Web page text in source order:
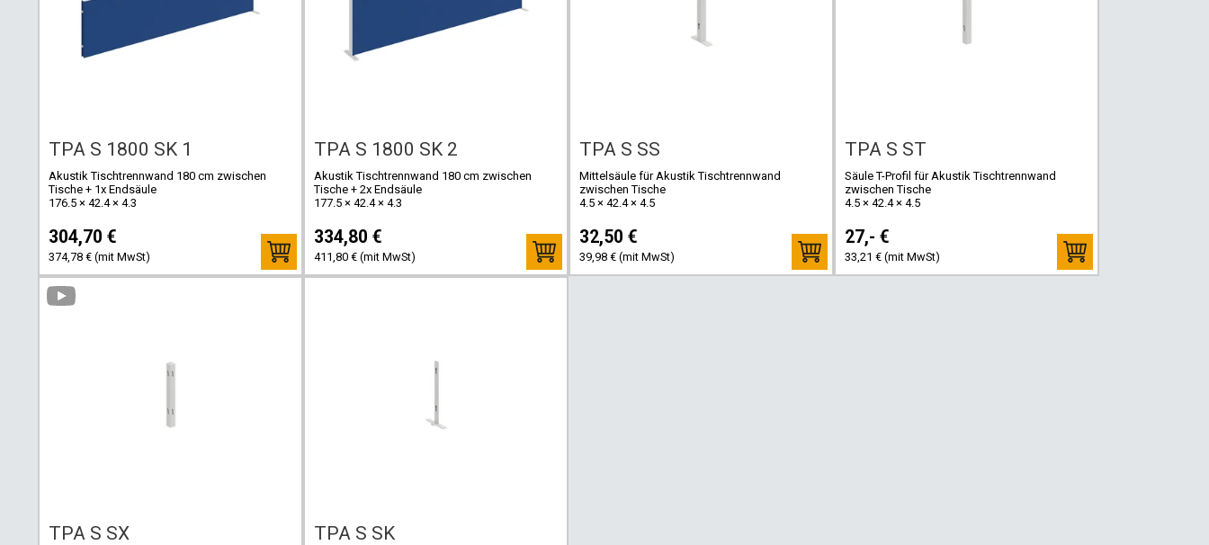
TPA S 1800 SK 1
Akustik Tischtrennwand 180 cm zwischen
Tische + 1x Endsäule
176.5 × 42.4 × 4.3
304,70 €
374,78 € (mit MwSt)
TPA S 1800 SK 2
Akustik Tischtrennwand 180 cm zwischen
Tische + 2x Endsäule
177.5 × 42.4 × 4.3
334,80 €
411,80 € (mit MwSt)
TPA S SS
Mittelsäule für Akustik Tischtrennwand
zwischen Tische
4.5 × 42.4 × 4.5
32,50 €
39,98 € (mit MwSt)
TPA S ST
Säule T-Profil für Akustik Tischtrennwand
zwischen Tische
4.5 × 42.4 × 4.5
27,- €
33,21 € (mit MwSt)
TPA S SX TPA S SK